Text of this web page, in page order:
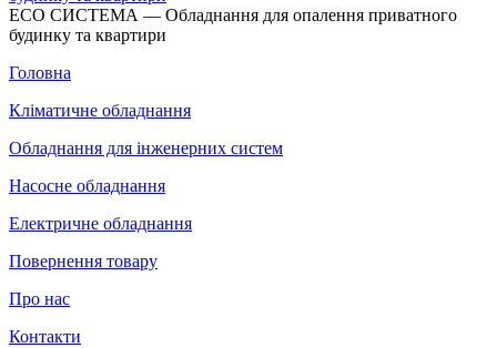
ECO СИСТЕМА — Обладнання для опалення приватного
будинку та квартири
Головна
Кліматичне обладнання
Обладнання для інженерних систем
Насосне обладнання
Електричне обладнання
Повернення товару
Про нас
Контакти